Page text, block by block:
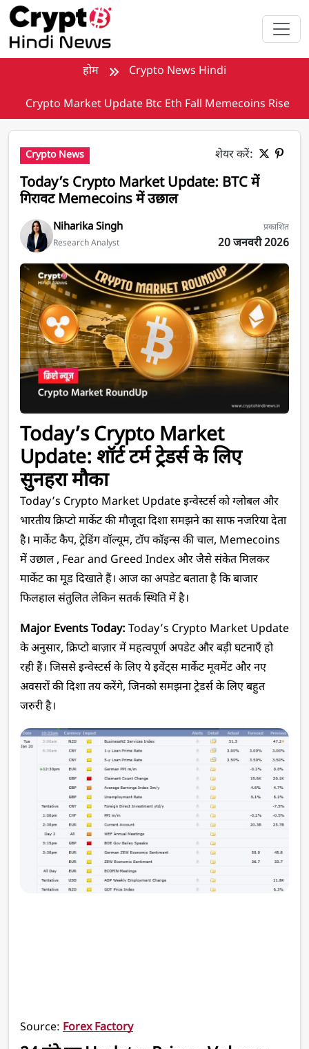
मुख्य सामग्री पर जाएँ
होम Crypto News Hindi
Crypto Market Update Btc Eth Fall Memecoins Rise
Crypto News शेयर करें:
Today’s Crypto Market Update: BTC में
गिरावट Memecoins में उछाल
Niharika Singh
Research Analyst
प्रकाशित
20 जनवरी 2026
Crypto Market
Today’s Crypto Market
Update: शॉर्ट टर्म ट्रेडर्स के लिए
सुनहरा मौका
Today’s Crypto Market Update इन्वेस्टर्स को ग्लोबल और
भारतीय क्रिप्टो मार्केट की मौजूदा दिशा समझने का साफ नजरिया देता
है। मार्केट कैप, ट्रेडिंग वॉल्यूम, टॉप कॉइन्स की चाल, Memecoins
में उछाल , Fear and Greed Index और जैसे संकेत मिलकर
मार्केट का मूड दिखाते हैं। आज का अपडेट बताता है कि बाजार
फिलहाल संतुलित लेकिन सतर्क स्थिति में है।
Major Events Today: Today’s Crypto Market Update
के अनुसार, क्रिप्टो बाज़ार में महत्वपूर्ण अपडेट और बड़ी घटनाएँ हो
रही हैं। जिससे इन्वेस्टर्स के लिए ये इवेंट्स मार्केट मूवमेंट और नए
अवसरों की दिशा तय करेंगे, जिनको समझना ट्रेडर्स के लिए बहुत
जरुरी है।
Source: Forex Factory